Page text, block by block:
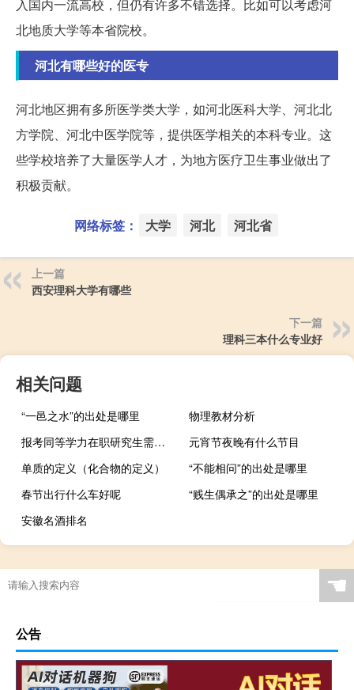
入国内一流高校，但仍有许多不错选择。比如可以考虑河
北地质大学等本省院校。
河北有哪些好的医专
河北地区拥有多所医学类大学，如河北医科大学、河北北
方学院、河北中医学院等，提供医学相关的本科专业。这
些学校培养了大量医学人才，为地方医疗卫生事业做出了
积极贡献。
网络标签： 大学 河北 河北省
上一篇
西安理科大学有哪些
下一篇
理科三本什么专业好
相关问题
“一邑之水”的出处是哪里
物理教材分析
报考同等学力在职研究生需要满足哪些条件
元宵节夜晚有什么节目
单质的定义（化合物的定义）
“不能相问”的出处是哪里
春节出行什么车好呢
“贱生偶承之”的出处是哪里
安徽名酒排名
☚
公告